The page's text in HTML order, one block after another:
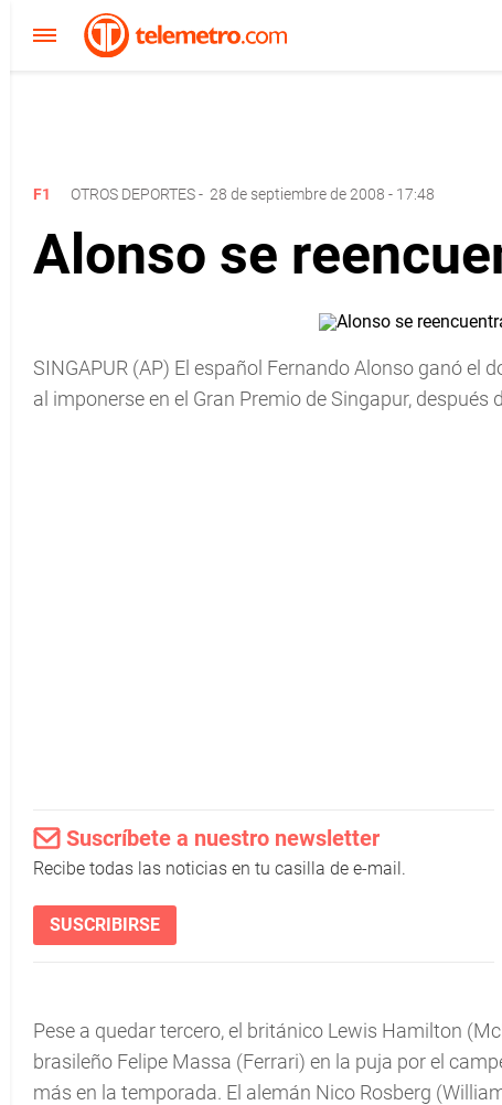
F1 OTROS DEPORTES- 28 de septiembre de 2008 - 17:48
Alonso se
SINGAPUR (AP) El español Fernando Alonso ganó
al imponerse en el Gran Premio de Singapur,
Suscríbete a nuestro newsletter
Recibe todas las noticias en tu casilla de e-mail.
SUSCRIBIRSE
Pese a quedar tercero, el británico Lewis Hamilton
brasileño Felipe Massa (Ferrari) en la puja por el
más en la temporada. El alemán Nico Rosberg